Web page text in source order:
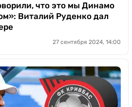
что это мы Динамо
Виталий Руденко дал
27 сентября 2024, 14:00